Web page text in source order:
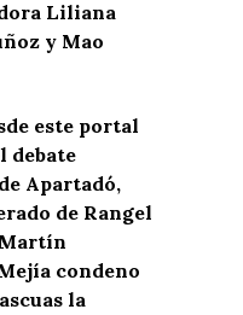
Liliana
y Mao
este portal
debate
Apartadó,
de Rangel
condeno
la